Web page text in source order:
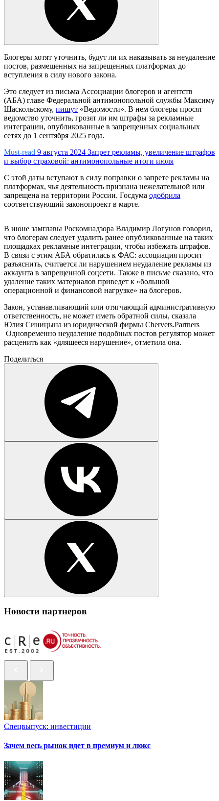
Блогеры хотят уточнить, будут ли их наказывать за неудаление
постов, размещенных на запрещенных платформах до
вступления в силу нового закона.
Это следует из письма Ассоциации блогеров и агентств
(АБА) главе Федеральной антимонопольной службы Максиму
Шаскольскому, пишут «Ведомости». В нем блогеры просят
ведомство уточнить, грозят ли им штрафы за рекламные
интеграции, опубликованные в запрещенных социальных
сетях до 1 сентября 2025 года.
Must-read 9 августа 2024 Запрет рекламы, увеличение штрафов
и выбор страховой: антимонопольные итоги июля
С этой даты вступают в силу поправки о запрете рекламы на
платформах, чья деятельность признана нежелательной или
запрещена на территории России. Госдума одобрила
соответствующий законопроект в марте.
В июне замглавы Роскомнадзора Владимир Логунов говорил,
что блогерам следует удалить ранее опубликованные на таких
площадках рекламные интеграции, чтобы избежать штрафов.
В связи с этим АБА обратилась к ФАС: ассоциация просит
разъяснить, считается ли нарушением неудаление рекламы из
аккаунта в запрещенной соцсети. Также в письме сказано, что
удаление таких материалов приведет к «большой
операционной и финансовой нагрузке» на блогеров.
Закон, устанавливающий или отягчающий административную
ответственность, не может иметь обратной силы, сказала
Юлия Синицына из юридической фирмы Chervets.Partners
Одновременно неудаление подобных постов регулятор может
расценить как «длящееся нарушение», отметила она.
Поделиться
Новости партнеров
Спецвыпуск: инвестиции
Зачем весь рынок идет в премиум и люкс